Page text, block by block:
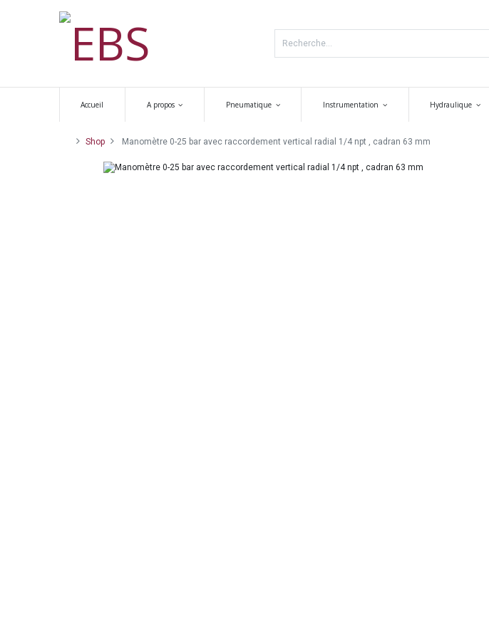
Accueil A propos Pneumatique Instrumentation Hydraulique
Shop Manomètre 0-25 bar avec raccordement vertical radial 1/4 npt , cadran 63 mm